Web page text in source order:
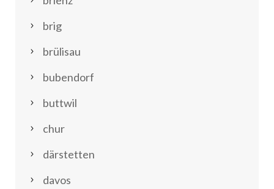
brig
brülisau
bubendorf
buttwil
chur
därstetten
davos